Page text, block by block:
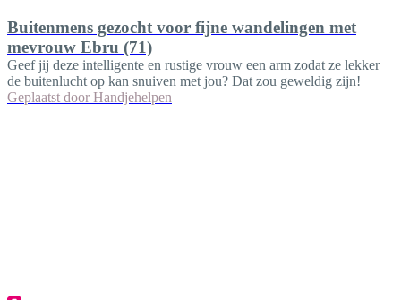
Buitenmens gezocht voor fijne wandelingen met
mevrouw Ebru (71)
Geef jij deze intelligente en rustige vrouw een arm zodat ze lekker
de buitenlucht op kan snuiven met jou? Dat zou geweldig zijn!
Geplaatst door Handjehelpen